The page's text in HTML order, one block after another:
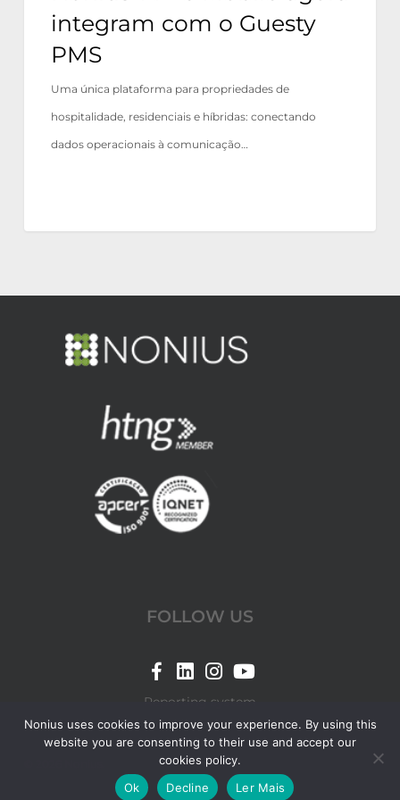
integram com o Guesty
PMS
Uma única plataforma para propriedades de
hospitalidade, residenciais e híbridas: conectando
dados operacionais à comunicação…
FOLLOW US
Link
Nonius
Facebook
page
Link
Nonius
LinkedIn
page
Link
Nonius
Instagram
page
Link
Nonius
YouTube
page
Reporting system
Nonius uses cookies to improve your experience. By using this
website you are consenting to their use and accept our
cookies policy.
Ok
Decline Ler Mais